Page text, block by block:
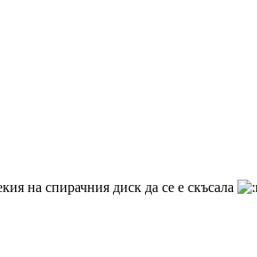
на спирачния диск да се е скъсала